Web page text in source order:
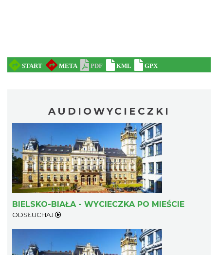
AUDIOWYCIECZKI
BIELSKO-BIAŁA - WYCIECZKA PO MIEŚCIE
ODSŁUCHAJ